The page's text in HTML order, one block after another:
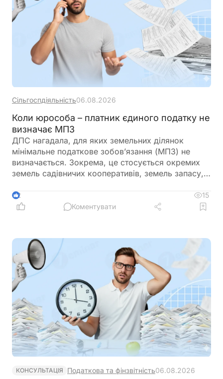
Сільгоспдіяльність06.08.2026
Коли юрособа – платник єдиного податку не
визначає МПЗ
ДПС нагадала, для яких земельних ділянок
мінімальне податкове зобов’язання (МПЗ) не
визначається. Зокрема, це стосується окремих
земель садівничих кооперативів, земель запасу,
ділянок у межах населених пунктів, а також
земель, що перебувають у консервації чи
враховувати особливості, встановлені
Податковим кодексом України
2
15
Коментувати
КОНСУЛЬТАЦІЯ Податкова та фінзвітність06.08.2026